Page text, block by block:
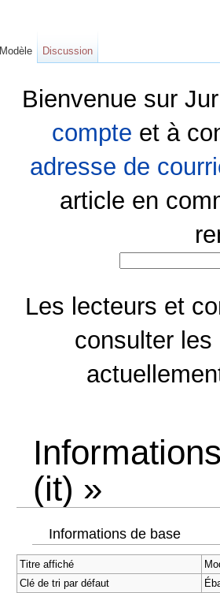
Bienvenue sur
compte et à
adresse de
article en
Les lecteurs et
consulter les
(it) »
Informations de base
Titre affiché
Clé de tri par défaut
Modèle Discussion